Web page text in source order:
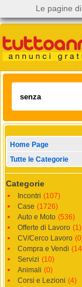
Home Page
Tutte le Categorie
Categorie
Incontri (107)
Case (1726)
Auto e Moto (536)
Offerte di Lavoro (1)
CV/Cerco Lavoro
Compra e Vendi
Servizi (10)
Animali (0)
Corsi e Lezioni (4)
Le pagine